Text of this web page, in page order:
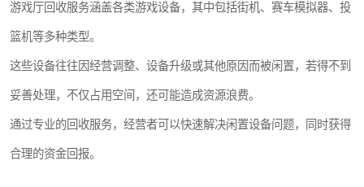
游戏厅回收服务涵盖各类游戏设备，其中包括街机、赛车模拟器、投
篮机等多种类型。
这些设备往往因经营调整、设备升级或其他原因而被闲置，若得不到
妥善处理，不仅占用空间，还可能造成资源浪费。
通过专业的回收服务，经营者可以快速解决闲置设备问题，同时获得
合理的资金回报。